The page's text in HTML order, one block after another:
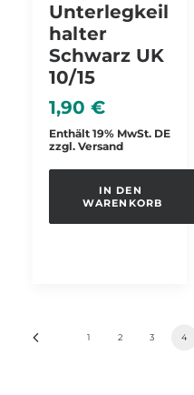
Unterlegkeil
Halter
Schwarz UK
10/15
1,90 €
Enthält 19% MwSt. DE
zzgl. Versand
IN DEN
WARENKORB
1 2 3 4